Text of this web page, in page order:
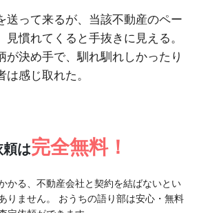
送って来るが、当該不動産のペー
見慣れてくると手抜きに見える。
が決め手で、馴れ馴れしかったり
感じ取れた。
頼は完全無料！
かる、不動産会社と契約を結ばないとい
りません。 おうちの語り部は安心・無料